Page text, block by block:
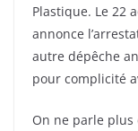
Plastique. Le 22
annonce
autre dépêche
pour complicité
On ne parle plus